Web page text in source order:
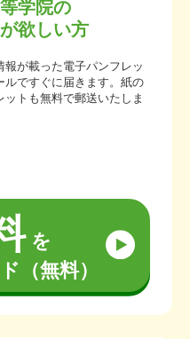
学院の
欲しい方
報が載った電子パンフレッ
ルですぐに届きます。紙の
ットも無料で郵送いたしま
を
（無料）